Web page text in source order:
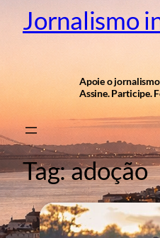
Jornalismo
Apoie o
Assine. Participe.
Tag:adoção